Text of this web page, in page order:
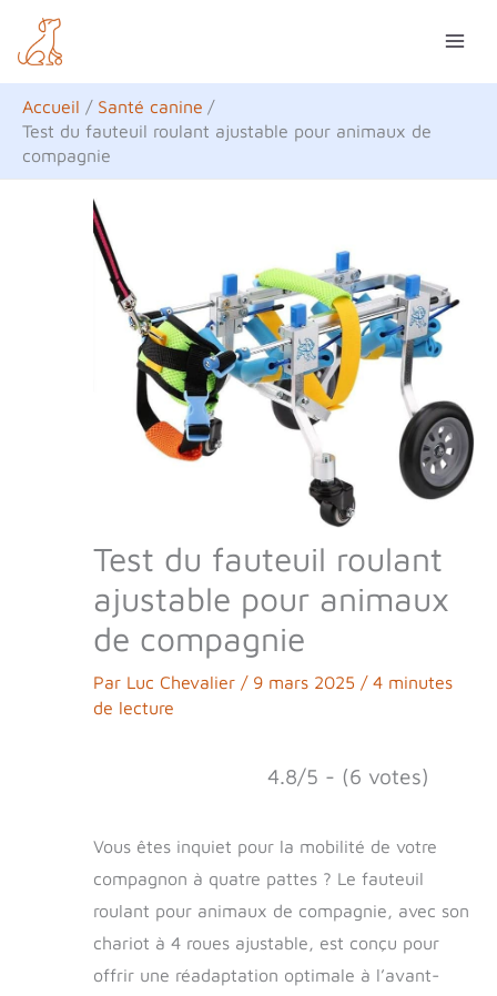
contenu
Accueil
Santé canine
Test du fauteuil roulant ajustable pour animaux de
compagnie
Test du fauteuil roulant
ajustable pour animaux
de compagnie
Par Luc Chevalier / 9 mars 2025 / 4 minutes
de lecture
4.8/5 - (6 votes)
Vous êtes inquiet pour la mobilité de votre
compagnon à quatre pattes ? Le fauteuil
roulant pour animaux de compagnie, avec son
chariot à 4 roues ajustable, est conçu pour
offrir une réadaptation optimale à l’avant-
e
c
h
e